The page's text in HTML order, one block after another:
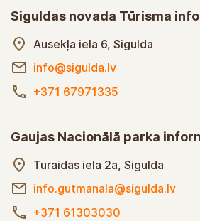
Siguldas novada Tūrisma
Ausekļa iela 6, Sigulda
info@sigulda.lv
+371 67971335
Gaujas Nacionālā parka
Turaidas iela 2a, Sigulda
info.gutmanala@sigulda.lv
+371 61303030